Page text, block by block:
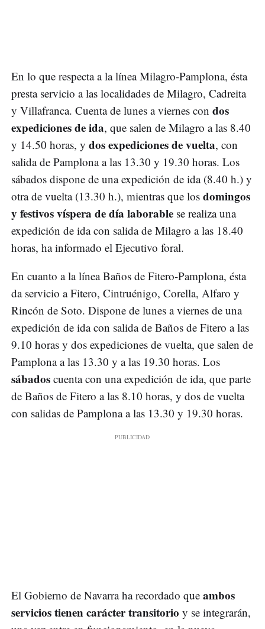
En lo que respecta a la línea Milagro-Pamplona, ésta
presta servicio a las localidades de Milagro, Cadreita
y Villafranca. Cuenta de lunes a viernes con dos
expediciones de ida, que salen de Milagro a las 8.40
y 14.50 horas, y dos expediciones de vuelta, con
salida de Pamplona a las 13.30 y 19.30 horas. Los
sábados dispone de una expedición de ida (8.40 h.) y
otra de vuelta (13.30 h.), mientras que los domingos
y festivos víspera de día laborable se realiza una
expedición de ida con salida de Milagro a las 18.40
horas, ha informado el Ejecutivo foral.
En cuanto a la línea Baños de Fitero-Pamplona, ésta
da servicio a Fitero, Cintruénigo, Corella, Alfaro y
Rincón de Soto. Dispone de lunes a viernes de una
expedición de ida con salida de Baños de Fitero a las
9.10 horas y dos expediciones de vuelta, que salen de
Pamplona a las 13.30 y a las 19.30 horas. Los
sábados cuenta con una expedición de ida, que parte
de Baños de Fitero a las 8.10 horas, y dos de vuelta
con salidas de Pamplona a las 13.30 y 19.30 horas.
El Gobierno de Navarra ha recordado que ambos
servicios tienen carácter transitorio y se integrarán,